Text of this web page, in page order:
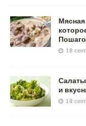
18
и
18